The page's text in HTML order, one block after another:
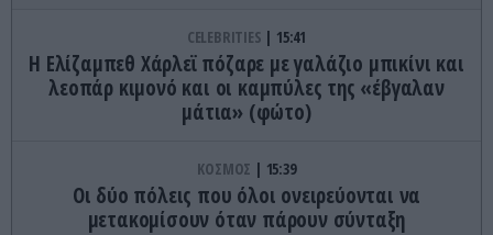
CELEBRITIES 15:41
Η Ελίζαμπεθ Χάρλεϊ πόζαρε με γαλάζιο μπικίνι και
λεοπάρ κιμονό και οι καμπύλες της «έβγαλαν
μάτια» (φώτο)
ΚΟΣΜΟΣ 15:39
Οι δύο πόλεις που όλοι ονειρεύονται να
μετακομίσουν όταν πάρουν σύνταξη